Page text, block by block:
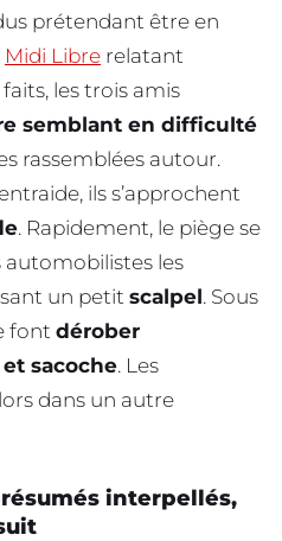
prétendant être en
Midi Libre relatant
les trois amis
semblant en difficulté
rassemblées autour.
ils s’approchent
. Rapidement, le piège se
automobilistes les
un petit scalpel. Sous
font dérober
sacoche. Les
dans un autre
interpellés,